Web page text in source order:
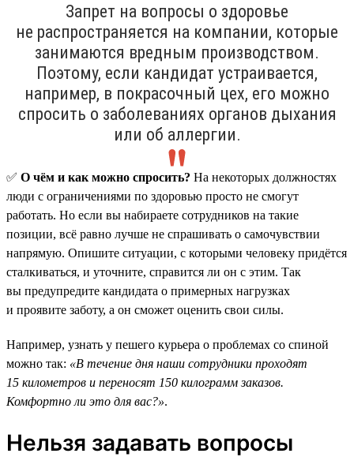
Запрет на вопросы о здоровье
не распространяется на компании, которые
занимаются вредным производством.
Поэтому, если кандидат устраивается,
например, в покрасочный цех, его можно
спросить о заболеваниях органов дыхания
или об аллергии.
✅ О чём и как можно спросить? На некоторых должностях
люди с ограничениями по здоровью просто не смогут
работать. Но если вы набираете сотрудников на такие
позиции, всё равно лучше не спрашивать о самочувствии
напрямую. Опишите ситуации, с которыми человеку придётся
сталкиваться, и уточните, справится ли он с этим. Так
вы предупредите кандидата о примерных нагрузках
и проявите заботу, а он сможет оценить свои силы.
Например, узнать у пешего курьера о проблемах со спиной
можно так: «В течение дня наши сотрудники проходят
15 километров и переносят 150 килограмм заказов.
Комфортно ли это для вас?».
Нельзя задавать вопросы